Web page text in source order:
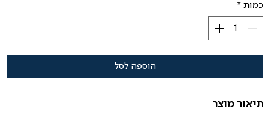
כמות *
הוספה לסל
תיאור מוצר